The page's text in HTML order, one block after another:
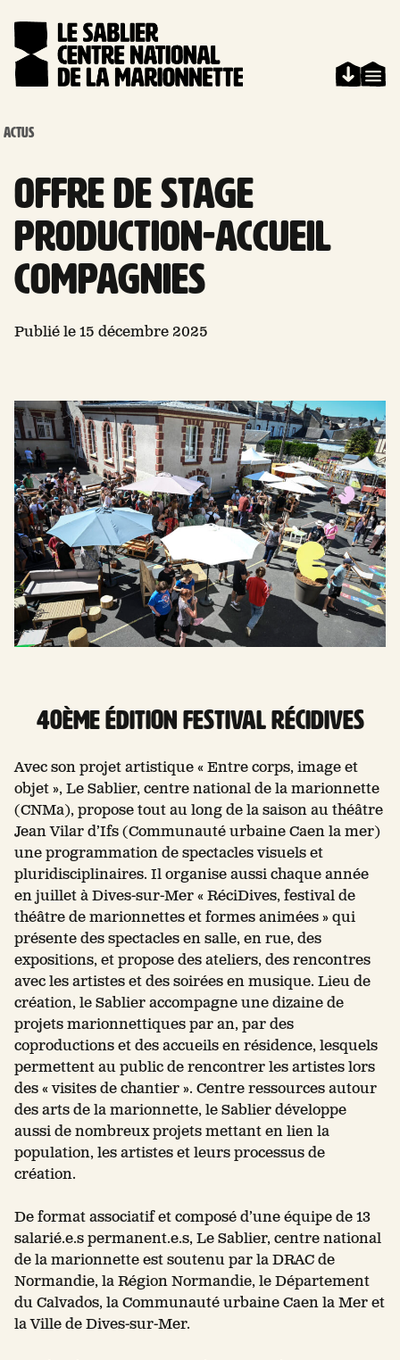
ACTUS
OFFRE DE STAGE
PRODUCTION-ACCUEIL
COMPAGNIES
Publié le 15 décembre 2025
40ème édition FESTIVAL RÉCIDIVES
Avec son projet artistique « Entre corps, image et
objet », Le Sablier, centre national de la marionnette
(CNMa), propose tout au long de la saison au théâtre
Jean Vilar d’Ifs (Communauté urbaine Caen la mer)
une programmation de spectacles visuels et
pluridisciplinaires. Il organise aussi chaque année
en juillet à Dives-sur-Mer « RéciDives, festival de
théâtre de marionnettes et formes animées » qui
présente des spectacles en salle, en rue, des
expositions, et propose des ateliers, des rencontres
avec les artistes et des soirées en musique. Lieu de
création, le Sablier accompagne une dizaine de
projets marionnettiques par an, par des
coproductions et des accueils en résidence, lesquels
permettent au public de rencontrer les artistes lors
des « visites de chantier ». Centre ressources autour
des arts de la marionnette, le Sablier développe
aussi de nombreux projets mettant en lien la
population, les artistes et leurs processus de
création.
De format associatif et composé d’une équipe de 13
salarié.e.s permanent.e.s, Le Sablier, centre national
de la marionnette est soutenu par la DRAC de
Normandie, la Région Normandie, le Département
du Calvados, la Communauté urbaine Caen la Mer et
la Ville de Dives-sur-Mer.